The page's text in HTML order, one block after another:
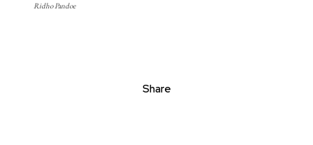
Ridho Pandoe
Share